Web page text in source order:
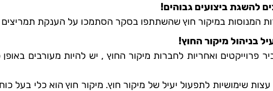
להשגת ביצועים גבוהים!
המנוסות במיקור חוץ שהשתתפו בסקר הסתמכו על הענקת
בניהול מיקור החוץ!
פרוייקטים ואחריות לחברות מיקור החוץ , יש להיות מעורבים
שימושיות לתפעול יעיל של מיקור חוץ. מיקור חוץ הוא כלי בעל